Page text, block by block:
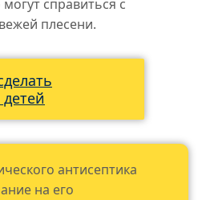
справиться с
плесени.
антисептика
на его